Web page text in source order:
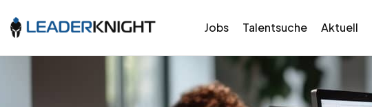
Jobs Talentsuche Aktuell